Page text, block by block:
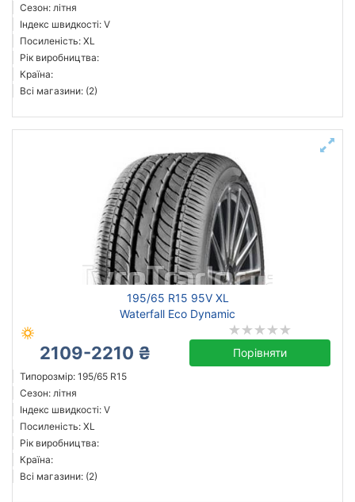
Сезон: літня
Індекс швидкості: V
Посиленість: XL
Рік виробництва:
Країна:
Всі магазини: (2)
195/65 R15 95V XL
Waterfall Eco Dynamic
2109-2210 ₴ Порівняти
Типорозмір: 195/65 R15
Сезон: літня
Індекс швидкості: V
Посиленість: XL
Рік виробництва:
Країна:
Всі магазини: (2)